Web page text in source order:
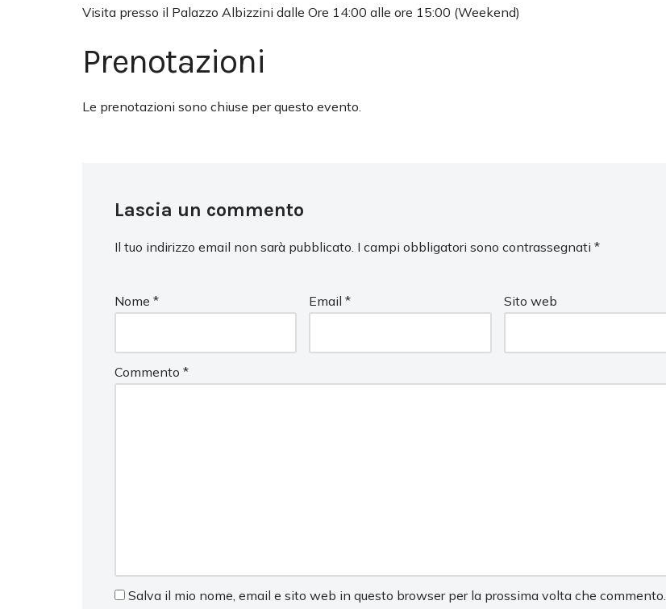
Visita presso il Palazzo Albizzini dalle Ore 14:00 alle ore 15:00 (Weekend)
Prenotazioni
Le prenotazioni sono chiuse per questo evento.
Lascia un commento
Il tuo indirizzo email non sarà pubblicato. I campi obbligatori sono contrassegnati *
Nome * Email* Sito web
Commento *
Salva il mio nome, email e sito web in questo browser per la prossima volta che commento.